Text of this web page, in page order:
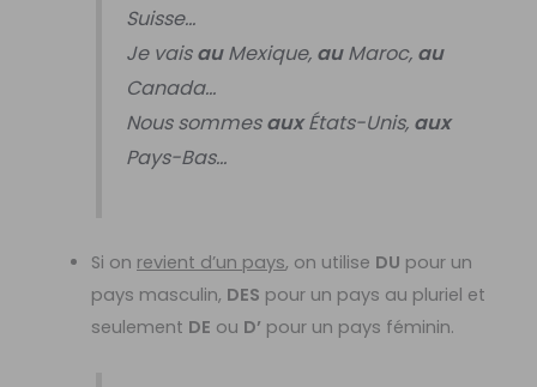
Suisse…
Je vaisauMexique, auMaroc, au
Canada…
Nous sommesauxÉtats-Unis, aux
Pays-Bas…
Si on revient d’un pays, on utilise DU pour un
pays masculin, DES pour un pays au pluriel et
seulement DE ou D’ pour un pays féminin.